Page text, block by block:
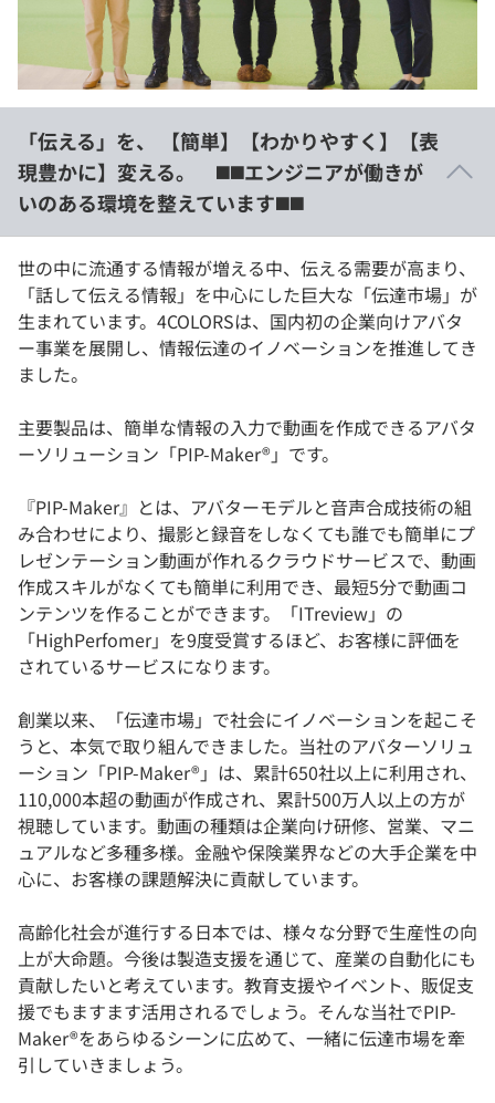
インタビュー
リファレンス
プラン
個人向けプラン
法人向けプラン
学校向けプラン
契約内容・クーポン
再チャレンジ結果一覧
paiza times
note
「伝える」を、 【簡単】【わかりやすく】【表
現豊かに】変える。 ◼️◼️エンジニアが働きが
いのある環境を整えています◼️◼️
世の中に流通する情報が増える中、伝える需要が高まり、
「話して伝える情報」を中心にした巨大な「伝達市場」が
生まれています。4COLORSは、国内初の企業向けアバタ
ー事業を展開し、情報伝達のイノベーションを推進してき
ました。
主要製品は、簡単な情報の入力で動画を作成できるアバタ
ーソリューション「PIP-Maker®」です。
『PIP-Maker』とは、アバターモデルと音声合成技術の組
み合わせにより、撮影と録音をしなくても誰でも簡単にプ
レゼンテーション動画が作れるクラウドサービスで、動画
作成スキルがなくても簡単に利用でき、最短5分で動画コ
ンテンツを作ることができます。「ITreview」の
「HighPerfomer」を9度受賞するほど、お客様に評価を
されているサービスになります。
創業以来、「伝達市場」で社会にイノベーションを起こそ
うと、本気で取り組んできました。当社のアバターソリュ
ーション「PIP-Maker®」は、累計650社以上に利用され、
110,000本超の動画が作成され、累計500万人以上の方が
視聴しています。動画の種類は企業向け研修、営業、マニ
ュアルなど多種多様。金融や保険業界などの大手企業を中
心に、お客様の課題解決に貢献しています。
高齢化社会が進行する日本では、様々な分野で生産性の向
上が大命題。今後は製造支援を通じて、産業の自動化にも
貢献したいと考えています。教育支援やイベント、販促支
援でもますます活用されるでしょう。そんな当社でPIP-
Maker®をあらゆるシーンに広めて、一緒に伝達市場を牽
引していきましょう。